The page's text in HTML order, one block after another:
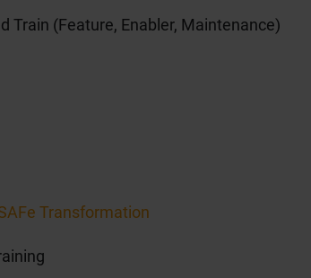
Train (Feature, Enabler, Maintenance)
Transformation